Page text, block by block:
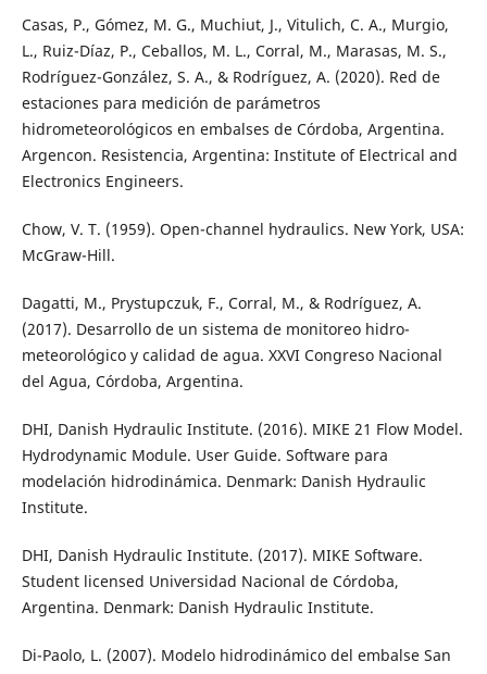
Casas, P., Gómez, M. G., Muchiut, J., Vitulich, C. A., Murgio,
L., Ruiz-Díaz, P., Ceballos, M. L., Corral, M., Marasas, M. S.,
Rodríguez-González, S. A., & Rodríguez, A. (2020). Red de
estaciones para medición de parámetros
hidrometeorológicos en embalses de Córdoba, Argentina.
Argencon. Resistencia, Argentina: Institute of Electrical and
Electronics Engineers.
Chow, V. T. (1959). Open-channel hydraulics. New York, USA:
McGraw-Hill.
Dagatti, M., Prystupczuk, F., Corral, M., & Rodríguez, A.
(2017). Desarrollo de un sistema de monitoreo hidro-
meteorológico y calidad de agua. XXVI Congreso Nacional
del Agua, Córdoba, Argentina.
DHI, Danish Hydraulic Institute. (2016). MIKE 21 Flow Model.
Hydrodynamic Module. User Guide. Software para
modelación hidrodinámica. Denmark: Danish Hydraulic
Institute.
DHI, Danish Hydraulic Institute. (2017). MIKE Software.
Student licensed Universidad Nacional de Córdoba,
Argentina. Denmark: Danish Hydraulic Institute.
Di-Paolo, L. (2007). Modelo hidrodinámico del embalse San